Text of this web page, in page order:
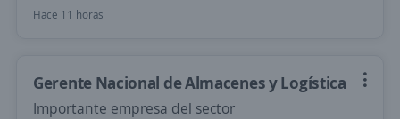
Hace 11 horas
Gerente Nacional de Almacenes y Logística
Importante empresa del sector